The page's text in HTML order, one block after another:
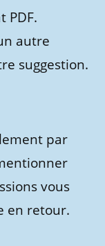
PDF.
autre
suggestion.
par
vous
en retour.